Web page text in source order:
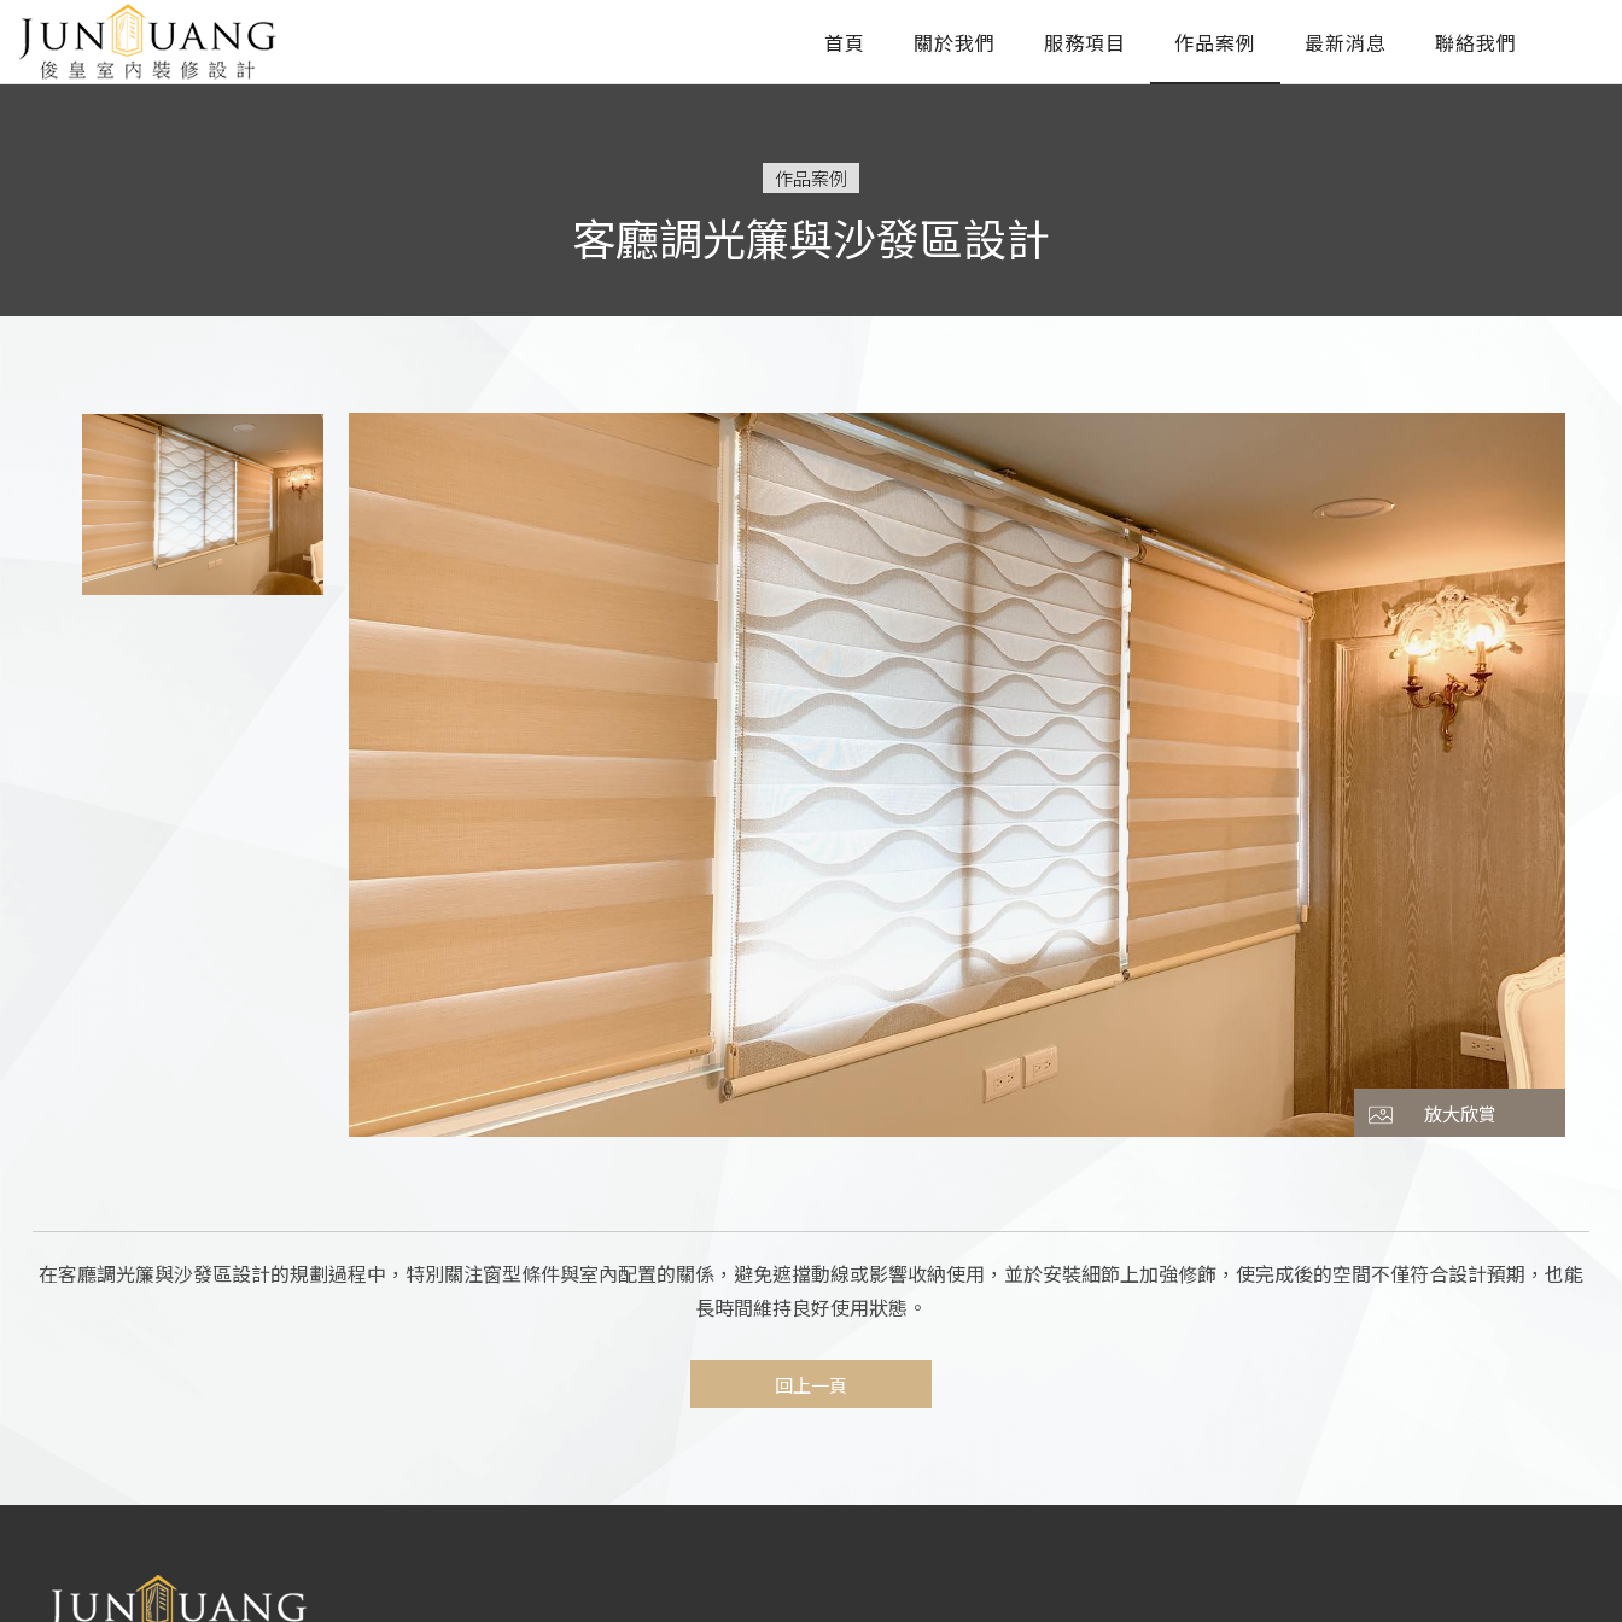
首頁 關於我們 服務項目 作品案例 最新消息 聯絡我們
作品案例
客廳調光簾與沙發區設計
放大欣賞
在客廳調光簾與沙發區設計的規劃過程中，特別關注窗型條件與室內配置的關係，避免遮擋動線或影響收納使用，並於安裝細節上加強修飾，使完成後的空間不僅符合設計預期，也能
長時間維持良好使用狀態。
回上一頁